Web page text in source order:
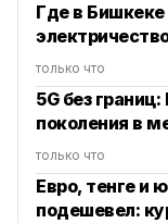
Где в Бишкеке
только что
5G без
поколения в
только что
Евро, тенге и
подешевел: